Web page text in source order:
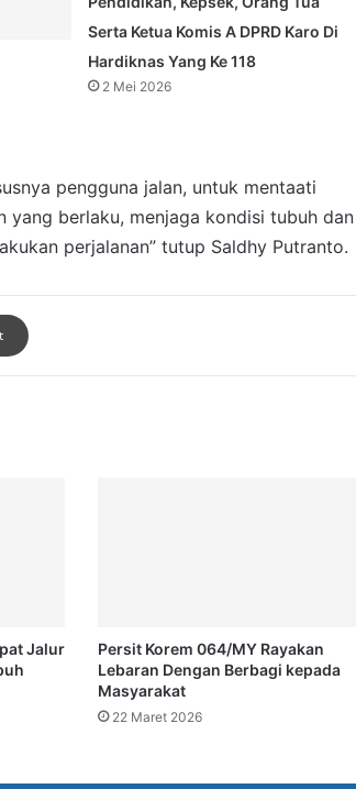
Serta Ketua Komis A DPRD Karo Di
Hardiknas Yang Ke 118
2 Mei 2026
pengguna jalan, untuk mentaati
yang berlaku, menjaga kondisi tubuh dan
perjalanan” tutup Saldhy Putranto.
Jalur
Persit Korem 064/MY Rayakan
Lebaran Dengan Berbagi kepada
Masyarakat
22 Maret 2026